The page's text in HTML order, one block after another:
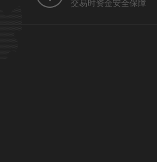
交易时资金安全保障